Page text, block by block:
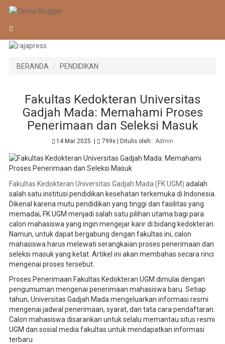
BERANDA PENDIDIKAN
Fakultas Kedokteran Universitas
Gadjah Mada: Memahami Proses
Penerimaan dan Seleksi Masuk
14 Mar 2025 799x | Ditulis oleh :Admin
Fakultas Kedokteran Universitas Gadjah Mada (FK UGM) adalah
salah satu institusi pendidikan kesehatan terkemuka di Indonesia.
Dikenal karena mutu pendidikan yang tinggi dan fasilitas yang
memadai, FK UGM menjadi salah satu pilihan utama bagi para
calon mahasiswa yang ingin mengejar karir di bidang kedokteran.
Namun, untuk dapat bergabung dengan fakultas ini, calon
mahasiswa harus melewati serangkaian proses penerimaan dan
seleksi masuk yang ketat. Artikel ini akan membahas secara rinci
mengenai proses tersebut.
Proses Penerimaan Fakultas Kedokteran UGM dimulai dengan
pengumuman mengenai penerimaan mahasiswa baru. Setiap
tahun, Universitas Gadjah Mada mengeluarkan informasi resmi
mengenai jadwal penerimaan, syarat, dan tata cara pendaftaran.
Calon mahasiswa disarankan untuk selalu memantau situs resmi
UGM dan sosial media fakultas untuk mendapatkan informasi
terbaru.